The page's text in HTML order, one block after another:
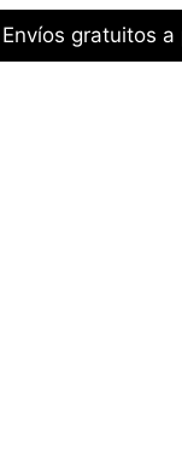
| Envíos gratuitos